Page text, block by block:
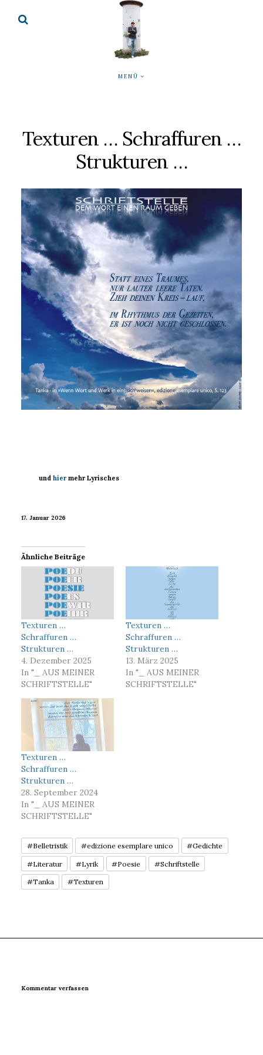
MENÜ
Texturen … Schraffuren …
Strukturen …
undhier mehr Lyrisches
17. Januar 2026
Ähnliche Beiträge
Texturen …
Schraffuren …
Strukturen …
4. Dezember 2025
In "_ AUS MEINER
SCHRIFTSTELLE"
Texturen …
Schraffuren …
Strukturen …
13. März 2025
In "_ AUS MEINER
SCHRIFTSTELLE"
Texturen …
Schraffuren …
Strukturen …
28. September 2024
In "_ AUS MEINER
SCHRIFTSTELLE"
#Belletristik #edizione esemplare unico #Gedichte
#Literatur #Lyrik #Poesie #Schriftstelle
#Tanka #Texturen
Kommentar verfassen